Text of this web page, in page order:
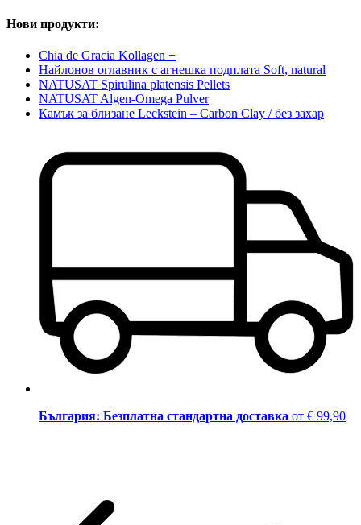
Нови продукти:
Chia de Gracia Kollagen +
Найлонов оглавник с агнешка подплата Soft, natural
NATUSAT Spirulina platensis Pellets
NATUSAT Algen-Omega Pulver
Камък за близане Leckstein – Carbon Clay / без захар
България: Безплатна стандартна доставка от € 99,90